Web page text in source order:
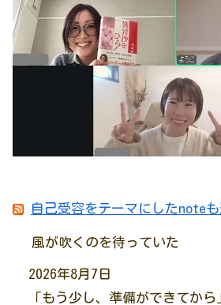
自己受容をテーマにしたnote
風が吹くのを待っていた
2026年8月7日
「もう少し、準備ができてから